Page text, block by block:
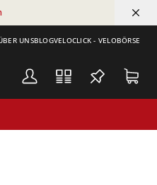
UNSBLOGVELOCLICK - VELOBÖRSE